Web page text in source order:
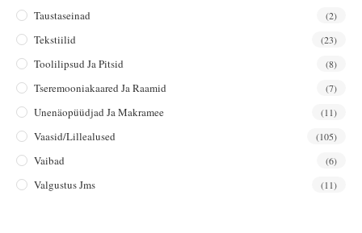
Taustaseinad (2)
Tekstiilid (23)
Toolilipsud Ja Pitsid (8)
Tseremooniakaared Ja Raamid (7)
Unenäopüüdjad Ja Makramee (11)
Vaasid/lillealused (105)
Vaibad (6)
Valgustus Jms (11)